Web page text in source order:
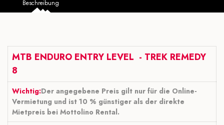
Beschreibung
MTB ENDURO ENTRY LEVEL - TREK REMEDY
8
Wichtig:Der angegebene Preis gilt nur für die Online-
Vermietung und ist 10 % günstiger als der direkte
Mietpreis bei Mottolino Rental.